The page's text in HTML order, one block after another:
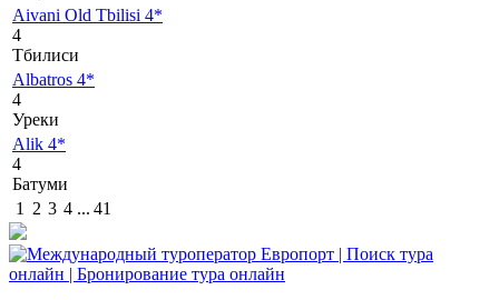
Aivani Old Tbilisi 4*
4
Тбилиси
Albatros 4*
4
Уреки
Alik 4*
4
Батуми
1
2 3 4 ... 41